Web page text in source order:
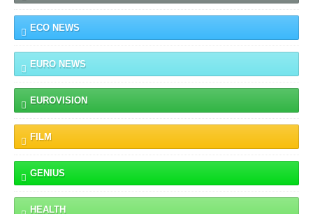
ECO NEWS
EURO NEWS
EUROVISION
FILM
GENIUS
HEALTH